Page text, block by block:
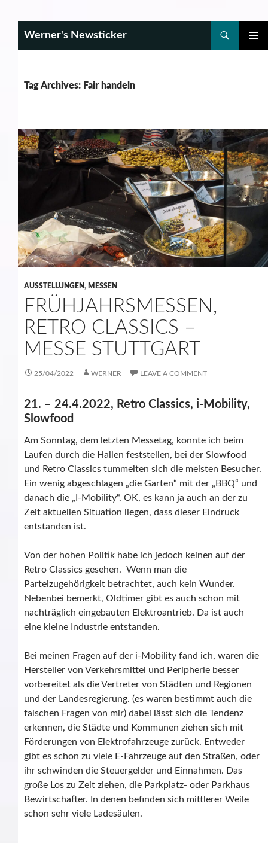
Werner's Newsticker
Tag Archives: Fair handeln
AUSSTELLUNGEN, MESSEN
FRÜHJAHRSMESSEN,
RETRO CLASSICS –
MESSE STUTTGART
25/04/2022 WERNER LEAVE A COMMENT
21. – 24.4.2022, Retro Classics, i-Mobility,
Slowfood
Am Sonntag, dem letzten Messetag, konnte ich beim
Laufen durch die Hallen feststellen, bei der Slowfood
und Retro Classics tummelten sich die meisten Besucher.
Ein wenig abgeschlagen „die Garten“ mit der „BBQ“ und
danach die „I-Mobility“. OK, es kann ja auch an der zu
Zeit aktuellen Situation liegen, dass dieser Eindruck
entstanden ist.
Von der hohen Politik habe ich jedoch keinen auf der
Retro Classics gesehen. Wenn man die
Parteizugehörigkeit betrachtet, auch kein Wunder.
Nebenbei bemerkt, Oldtimer gibt es auch schon mit
nachträglich eingebauten Elektroantrieb. Da ist auch
eine kleine Industrie entstanden.
Bei meinen Fragen auf der i-Mobility fand ich, waren die
Hersteller von Verkehrsmittel und Peripherie besser
vorbereitet als die Vertreter von Städten und Regionen
und der Landesregierung. (es waren bestimmt auch die
falschen Fragen von mir) dabei lässt sich die Tendenz
erkennen, die Städte und Kommunen ziehen sich mit
Förderungen von Elektrofahrzeuge zurück. Entweder
gibt es schon zu viele E-Fahrzeuge auf den Straßen, oder
ihr schwinden die Steuergelder und Einnahmen. Das
große Los zu Zeit ziehen, die Parkplatz- oder Parkhaus
Bewirtschafter. In denen befinden sich mittlerer Weile
schon sehr viele Ladesäulen.